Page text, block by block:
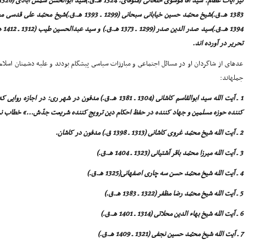
تحریر در آورده اند.
عدهاى از شاگردان او در مسائل اجتماعى و مبارزات سیاسى پیشگام بودند و علیه دشمنان
جملهاند:
1 ـ آیت الله سید ابوالقاسم کاشانى (1304 ـ 1381 هـ.ق.) مدفون در
کننده حوزه مسلمین و جهاد کننده در حفظ احکام دین ترویج کننده شریعت جدّش...» خطاب
2 ـ آیت الله شیخ محمّد غروى کاشانى (1313 ـ 1398 ق.) مدفون در کاشان.
3 ـ آیت الله میرزا محمّد باقر آشتیانى (1323 ـ 1404 هـ.ق.)
4 ـ آیت الله شیخ محمّد حسن سه چارى اصفهانى(1325 هـ.ق.)
5 ـ آیت الله شیخ محمّد رضا مظفر (1322 ـ 1383 هـ.ق.)
6 ـ آیت الله شیخ بهاء الدین محلاتى (1314 ـ 1401 هـ.ق.)
7 ـ آیت الله شیخ محمّد حسین نجفى (1321 ـ 1409 هـ.ق.)